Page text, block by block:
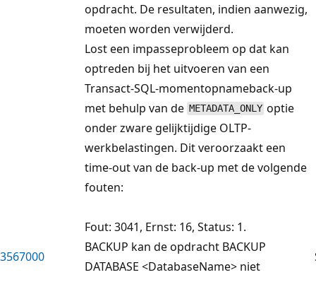
opdracht. De resultaten, indien aanwezig,
moeten worden verwijderd.
3567000
Lost een impasseprobleem op dat kan
optreden bij het uitvoeren van een
Transact-SQL-momentopnameback-up
met behulp van de METADATA_ONLY optie
onder zware gelijktijdige OLTP-
werkbelastingen. Dit veroorzaakt een
time-out van de back-up met de volgende
fouten:
Fout: 3041, Ernst: 16, Status: 1.
BACKUP kan de opdracht BACKUP
DATABASE <DatabaseName> niet